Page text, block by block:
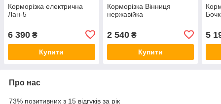
Корморізка електрична
Лан-5
6 390 ₴
Купити
Корморізка Вінниця
нержавійка
2 540₴
Купити
5
Про нас
73% позитивних з 15 відгуків за рік